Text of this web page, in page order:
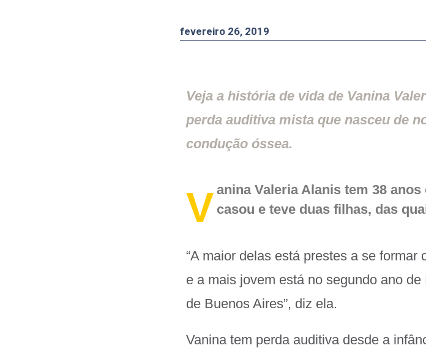
fevereiro 26, 2019
Veja a história de vida de Vanina
perda auditiva mista que nasceu de
condução óssea.
V anina Valeria Alanis tem 38
casou e teve duas filhas, das
“A maior delas está prestes a se
e a mais jovem está no segundo ano
de Buenos Aires”, diz ela.
Vanina tem perda auditiva desde a